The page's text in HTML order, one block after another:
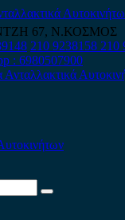
67, Ν.ΚΟΣΜΟΣ
210 9238158 210
: 6980507900